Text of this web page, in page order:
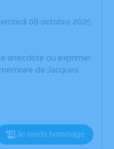
08 octobre 2025
anecdote ou exprimer
de Jacques
Je rends hommage